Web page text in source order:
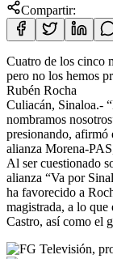
Compartir:
Cuatro de los cinco
pero no los hemos
Rubén Rocha
Culiacán, Sinaloa.-
nombramos
presionando, afirmó
alianza Morena-
Al ser cuestionado
alianza “Va por
ha favorecido a
magistrada, a lo
Castro, así como el